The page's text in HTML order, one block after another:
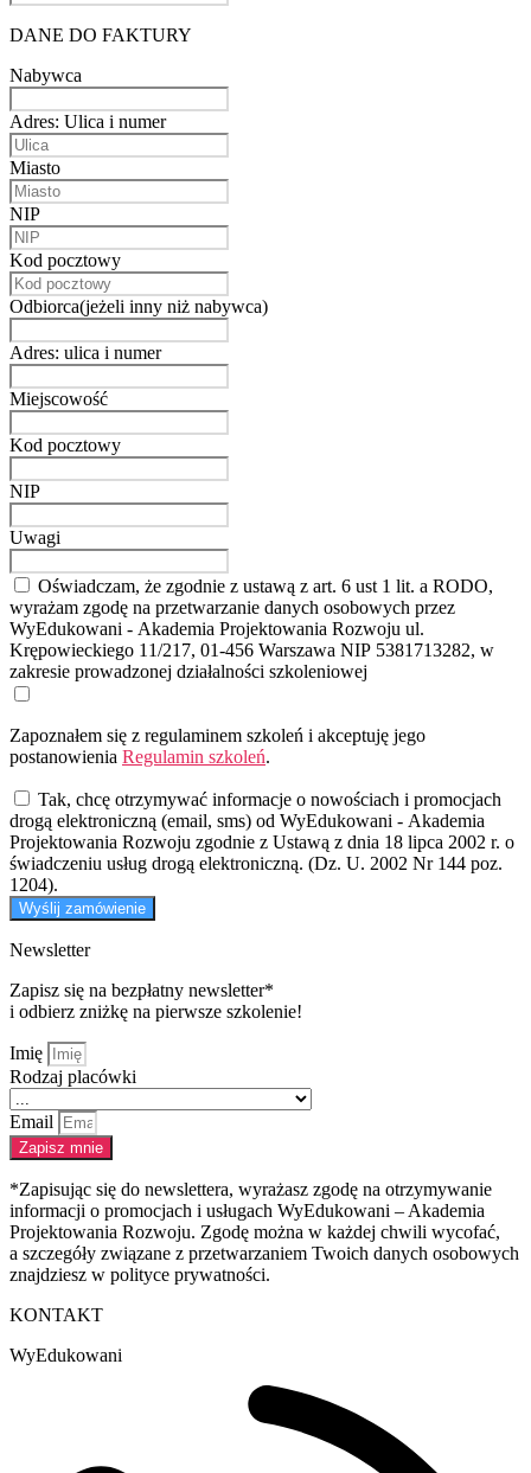
DANE DO FAKTURY
Nabywca
Adres: Ulica i numer
Miasto
NIP
Kod pocztowy
Odbiorca(jeżeli inny niż nabywca)
Adres: ulica i numer
Miejscowość
Kod pocztowy
NIP
Uwagi
Oświadczam, że zgodnie z ustawą z art. 6 ust 1 lit. a RODO,
wyrażam zgodę na przetwarzanie danych osobowych przez
WyEdukowani - Akademia Projektowania Rozwoju ul.
Krępowieckiego 11/217, 01-456 Warszawa NIP 5381713282, w
zakresie prowadzonej działalności szkoleniowej
Zapoznałem się z regulaminem szkoleń i akceptuję jego
postanowienia Regulamin szkoleń.
Tak, chcę otrzymywać informacje o nowościach i promocjach
drogą elektroniczną (email, sms) od WyEdukowani - Akademia
Projektowania Rozwoju zgodnie z Ustawą z dnia 18 lipca 2002 r. o
świadczeniu usług drogą elektroniczną. (Dz. U. 2002 Nr 144 poz.
1204).
Wyślij zamówienie
Newsletter
Zapisz się na bezpłatny newsletter*
i odbierz zniżkę na pierwsze szkolenie!
Imię
Rodzaj placówki
Email
Zapisz mnie
*Zapisując się do newslettera, wyrażasz zgodę na otrzymywanie
informacji o promocjach i usługach WyEdukowani – Akademia
Projektowania Rozwoju. Zgodę można w każdej chwili wycofać,
a szczegóły związane z przetwarzaniem Twoich danych osobowych
znajdziesz w polityce prywatności.
KONTAKT
WyEdukowani